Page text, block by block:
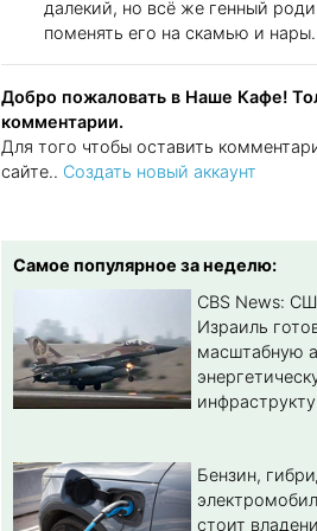
далекий, но всё же генный
поменять его на скамью и нары.
Добро пожаловать в Наше Кафе!
комментарии.
Для того чтобы оставить
сайте.. Создать новый аккаунт
Самое популярное за неделю:
CBS News:
Израиль
масштабную
Бензин,
стоит